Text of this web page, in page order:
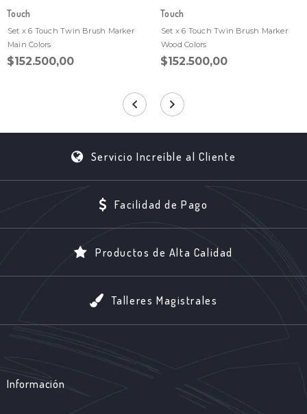
Touch
Set x 6 Touch Twin Brush Marker
Main Colors
$152.500,00
Touch
Set x 6 Touch Twin Brush Marker
Wood Colors
$152.500,00
Servicio Increíble al Cliente
Facilidad de Pago
Productos de Alta Calidad
Talleres Magistrales
Información